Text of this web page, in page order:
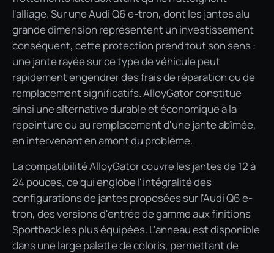
l'alliage. Sur une Audi Q6 e-tron, dont les jantes alu
grande dimension représentent un investissement
conséquent, cette protection prend tout son sens :
une jante rayée sur ce type de véhicule peut
rapidement engendrer des frais de réparation ou de
remplacement significatifs. AlloyGator constitue
ainsi une alternative durable et économique à la
repeinture ou au remplacement d'une jante abîmée,
en intervenant en amont du problème.
La compatibilité AlloyGator couvre les jantes de 12 à
24 pouces, ce qui englobe l'intégralité des
configurations de jantes proposées sur l'Audi Q6 e-
tron, des versions d'entrée de gamme aux finitions
Sportback les plus équipées. L'anneau est disponible
dans une large palette de coloris, permettant de